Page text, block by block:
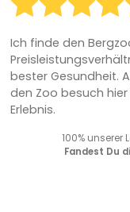
Ich finde den
bester Gesundheit.
den Zoo besuch
Erlebnis.
100% unserer
Fandest Du